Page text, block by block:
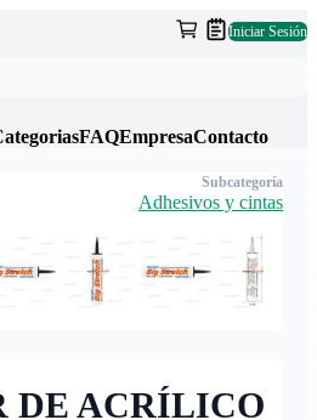
Iniciar Sesión
FAQEmpresaContacto
DE ACRÍLICO
Subcategoría
Adhesivos y cintas